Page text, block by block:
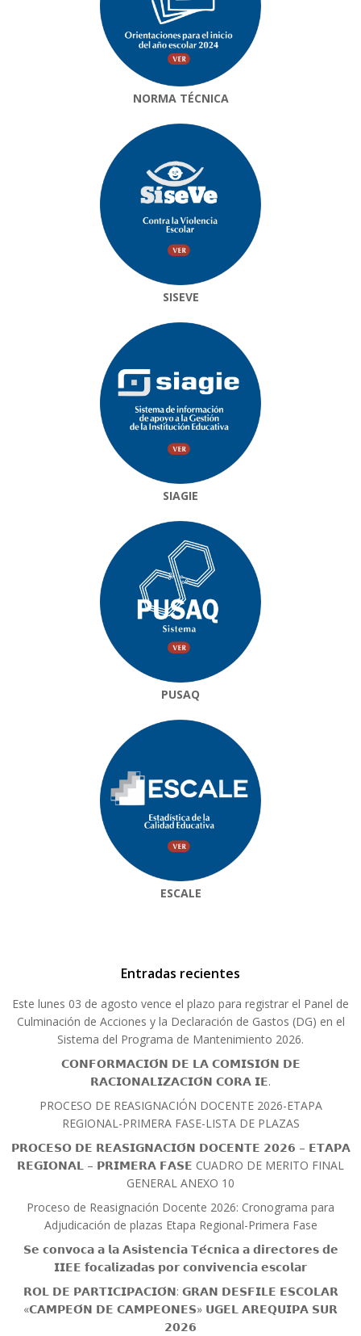
NORMA TÉCNICA
SISEVE
SIAGIE
PUSAQ
ESCALE
Entradas recientes
Este lunes 03 de agosto vence el plazo para registrar el Panel de
Culminación de Acciones y la Declaración de Gastos (DG) en el
Sistema del Programa de Mantenimiento 2026.
𝗖𝗢𝗡𝗙𝗢𝗥𝗠𝗔𝗖𝗜𝗢́𝗡 𝗗𝗘 𝗟𝗔 𝗖𝗢𝗠𝗜𝗦𝗜𝗢́𝗡 𝗗𝗘
𝗥𝗔𝗖𝗜𝗢𝗡𝗔𝗟𝗜𝗭𝗔𝗖𝗜𝗢́𝗡 𝗖𝗢𝗥𝗔 𝗜𝗘.
PROCESO DE REASIGNACIÓN DOCENTE 2026-ETAPA
REGIONAL-PRIMERA FASE-LISTA DE PLAZAS
𝗣𝗥𝗢𝗖𝗘𝗦𝗢 𝗗𝗘 𝗥𝗘𝗔𝗦𝗜𝗚𝗡𝗔𝗖𝗜𝗢́𝗡 𝗗𝗢𝗖𝗘𝗡𝗧𝗘 𝟮𝟬𝟮𝟲 – 𝗘𝗧𝗔𝗣𝗔
𝗥𝗘𝗚𝗜𝗢𝗡𝗔𝗟 – 𝗣𝗥𝗜𝗠𝗘𝗥𝗔 𝗙𝗔𝗦𝗘 CUADRO DE MERITO FINAL
GENERAL ANEXO 10
Proceso de Reasignación Docente 2026: Cronograma para
Adjudicación de plazas Etapa Regional-Primera Fase
𝗦𝗲 𝗰𝗼𝗻𝘃𝗼𝗰𝗮 𝗮 𝗹𝗮 𝗔𝘀𝗶𝘀𝘁𝗲𝗻𝗰𝗶𝗮 𝗧𝗲́𝗰𝗻𝗶𝗰𝗮 𝗮 𝗱𝗶𝗿𝗲𝗰𝘁𝗼𝗿𝗲𝘀 𝗱𝗲
𝗜𝗜𝗘𝗘 𝗳𝗼𝗰𝗮𝗹𝗶𝘇𝗮𝗱𝗮𝘀 𝗽𝗼𝗿 𝗰𝗼𝗻𝘃𝗶𝘃𝗲𝗻𝗰𝗶𝗮 𝗲𝘀𝗰𝗼𝗹𝗮𝗿
𝗥𝗢𝗟 𝗗𝗘 𝗣𝗔𝗥𝗧𝗜𝗖𝗜𝗣𝗔𝗖𝗜𝗢́𝗡: 𝗚𝗥𝗔𝗡 𝗗𝗘𝗦𝗙𝗜𝗟𝗘 𝗘𝗦𝗖𝗢𝗟𝗔𝗥
«𝗖𝗔𝗠𝗣𝗘𝗢́𝗡 𝗗𝗘 𝗖𝗔𝗠𝗣𝗘𝗢𝗡𝗘𝗦» 𝗨𝗚𝗘𝗟 𝗔𝗥𝗘𝗤𝗨𝗜𝗣𝗔 𝗦𝗨𝗥
𝟮𝟬𝟮𝟲